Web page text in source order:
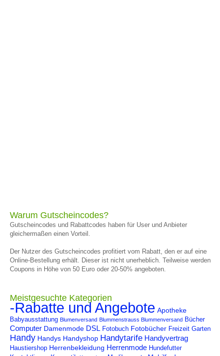
Warum Gutscheincodes?
Gutscheincodes und Rabattcodes haben für User und Anbieter
gleichermaßen einen Vorteil.
Der Nutzer des Gutscheincodes profitiert vom Rabatt, den er auf eine
Online-Bestellung erhält. Dieser ist nicht unerheblich. Teilweise werden
Coupons in Höhe von 50 Euro oder 20-50% angeboten.
Meistgesuchte Kategorien
-Rabatte und Angebote Apotheke
Babyausstattung Blumenversand Blummenstrauss Blummenversand Bücher
Computer Damenmode DSL Fotobuch Fotobücher Freizeit Garten
Handy Handys Handyshop Handytarife Handyvertrag
Haustiershop Herrenbekleidung Herrenmode Hundefutter